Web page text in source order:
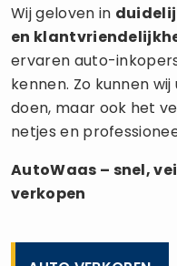
Wij geloven in
en
ervaren auto-
kennen. Zo kunnen
doen, maar ook het
netjes en
AutoWaas – snel,
verkopen